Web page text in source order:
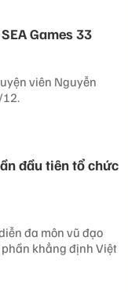
Games 33
viên Nguyễn
12.
đầu tiên tổ chức
đa môn vũ đạo
khẳng định Việt